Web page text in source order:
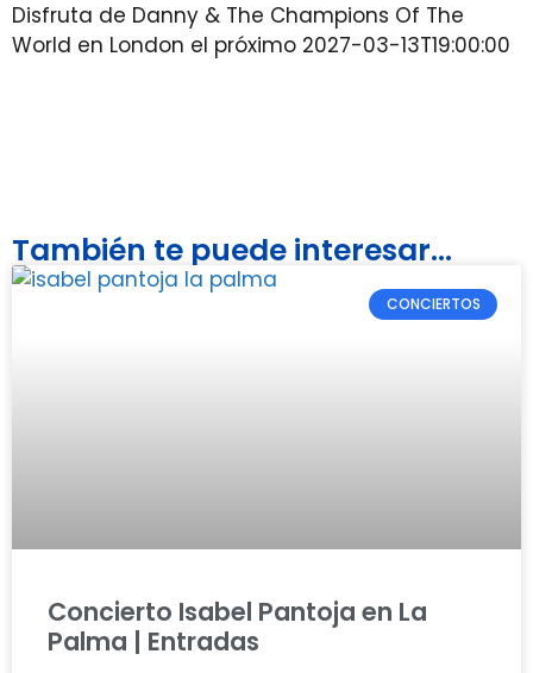
Disfruta de Danny & The Champions Of The
World en London el próximo 2027-03-13T19:00:00
También te puede interesar...
CONCIERTOS
Concierto Isabel Pantoja en La
Palma | Entradas